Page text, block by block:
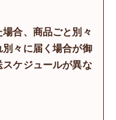
合、商品ごと別々
々に届く場合が御
ケジュールが異な